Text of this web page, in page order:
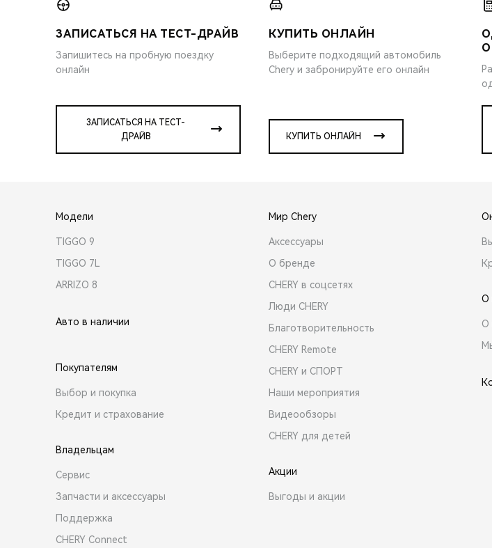
ЗАПИСАТЬСЯ НА ТЕСТ-ДРАЙВ
Запишитесь на пробную поездку
онлайн
ЗАПИСАТЬСЯ НА ТЕСТ-
ДРАЙВ
КУПИТЬ ОНЛАЙН
Выберите подходящий автомобиль
Chery и забронируйте его онлайн
КУПИТЬ ОНЛАЙН
Модели
TIGGO 9
TIGGO 7L
ARRIZO 8
Авто в наличии
Покупателям
Выбор и покупка
Кредит и страхование
Владельцам
Сервис
Запчасти и аксессуары
Поддержка
CHERY Connect
Мир Chery
Аксессуары
О бренде
CHERY в соцсетях
Люди CHERY
Благотворительность
CHERY Remote
CHERY и СПОРТ
Наши мероприятия
Видеообзоры
CHERY для детей
Акции
Выгоды и акции
О
О